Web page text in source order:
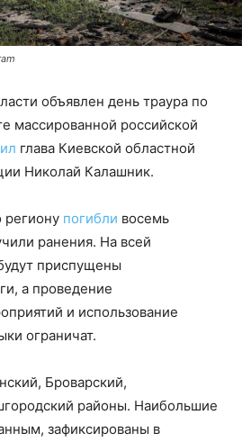
объявлен день траура по
массированной российской
глава Киевской областной
Николай Калашник.
региону погибли восемь
ранения. На всей
приспущены
а проведение
и использование
ограничат.
Броварский,
районы. Наибольшие
зафиксированы в